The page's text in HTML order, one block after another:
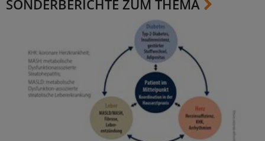
SONDERBERICHTE ZUM THEMA